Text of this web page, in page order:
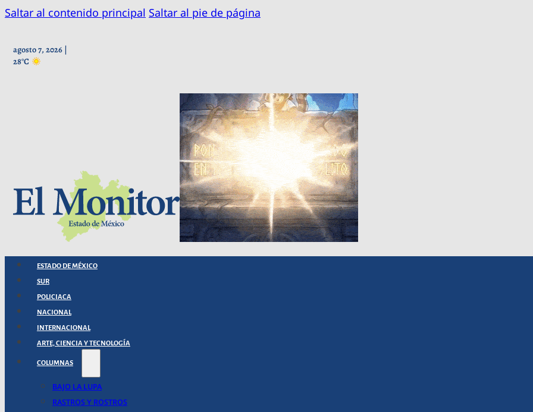
Saltar al contenido principal Saltar al pie de página
agosto 7, 2026 |
28°C
ESTADO DE MÉXICO
SUR
POLICIACA
NACIONAL
INTERNACIONAL
ARTE, CIENCIA Y TECNOLOGÍA
COLUMNAS
BAJO LA LUPA
RASTROS Y ROSTROS